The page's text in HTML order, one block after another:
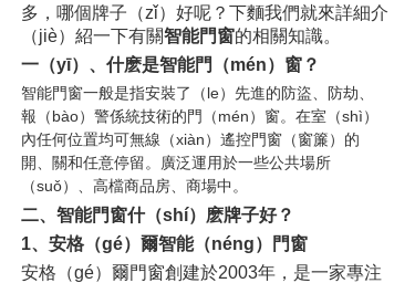
多，哪個牌子（zǐ）好呢？下麵我們就來詳細介
（jiè）紹一下有關智能門窗的相關知識。
一（yī）、什麽是智能門（mén）窗？
智能門窗一般是指安裝了（le）先進的防盜、防劫、
報（bào）警係統技術的門（mén）窗。在室（shì）
內任何位置均可無線（xiàn）遙控門窗（窗簾）的
開、關和任意停留。廣泛運用於一些公共場所
（suǒ）、高檔商品房、商場中。
二、智能門窗什（shí）麽牌子好？
1、安格（gé）爾智能（néng）門窗
安格（gé）爾門窗創建於2003年，是一家專注